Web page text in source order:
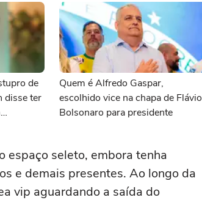
de
disse ter
Quem é Alfredo Gaspar,
escolhido vice na chapa de Flávio
Bolsonaro para presidente
espaço seleto, embora tenha
e demais presentes. Ao longo da
vip aguardando a saída do